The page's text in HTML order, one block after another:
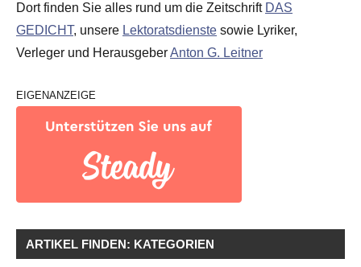
Dort finden Sie alles rund um die Zeitschrift DAS
GEDICHT, unsere Lektoratsdienste sowie Lyriker,
Verleger und HerausgeberAnton G. Leitner
EIGENANZEIGE
ARTIKEL FINDEN: KATEGORIEN